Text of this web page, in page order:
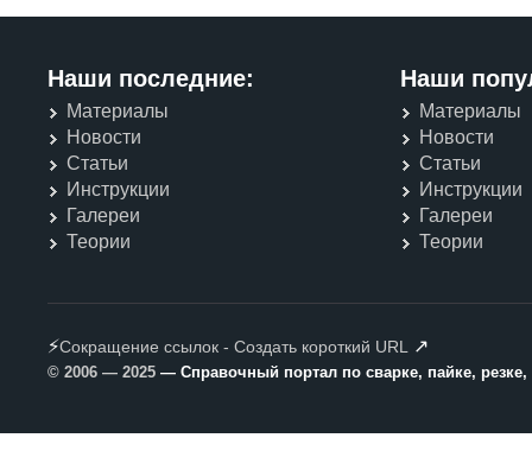
Наши последние:
Материалы
Новости
Статьи
Инструкции
Галереи
Теории
Наши
Материалы
Новости
Статьи
Инструкции
Галереи
Теории
⚡Сокращение ссылок - Создать короткий URL ↗
© 2006 — 2025 — Справочный портал по сварке, пайке,